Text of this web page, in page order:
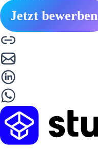
Jetzt bewerben